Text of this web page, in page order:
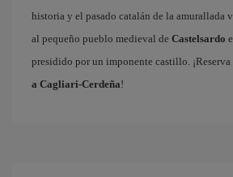
historia y el pasado catalán de la amurallada
al pequeño pueblo medieval de Castelsardo
presidido por un imponente castillo. ¡Reserva
a Cagliari-Cerdeña!